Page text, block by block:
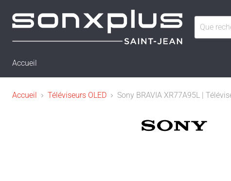
Accueil
Accueil Téléviseurs OLED Sony BRAVIA XR77A95L |